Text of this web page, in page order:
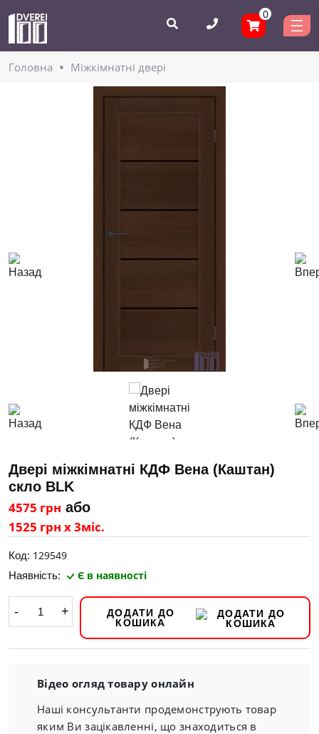
0
Головнa Міжкімнатні двері
Двері міжкімнатні КДФ Вена (Каштан)
скло BLK
4575 грн або
1525 грн х 3міс.
Код: 129549
Наявність: Є в наявності
- +
ДОДАТИ ДО
КОШИКА
Відео огляд товару онлайн
Наші консультанти продемонструють товар
яким Ви зацікавленні, що знаходиться в